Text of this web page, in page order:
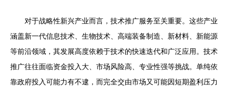
对于战略性新兴产业而言，技术推广服务至关重要。这些产业
涵盖新一代信息技术、生物技术、高端装备制造、新材料、新能源
等前沿领域，其发展高度依赖于技术的快速迭代和广泛应用。技术
推广往往面临资金投入大、市场风险高、专业性强等挑战。单纯依
靠政府投入可能力有不逮，而完全交由市场又可能因短期盈利压力